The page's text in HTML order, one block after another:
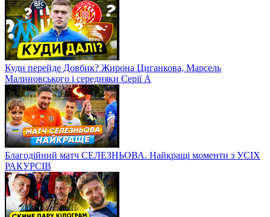
Куди перейде Довбик? Жирона Циганкова, Марсель
Малиновського і середняки Серії А
Благодійний матч СЕЛЕЗНЬОВА. Найкращі моменти з УСІХ
РАКУРСІВ